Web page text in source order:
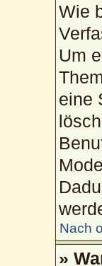
Wie
Um
eine
Nach
»